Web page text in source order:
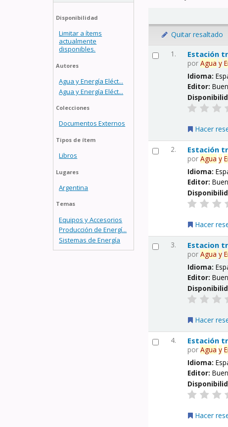
Disponibilidad
Limitar a ítems
actualmente
disponibles.
Autores
Agua y Energía Eléct...
Agua y Energía Eléct...
Colecciones
Documentos Externos
Tipos de ítem
Libros
Lugares
Argentina
Temas
Equipos y Accesorios
Producción de Energí...
Sistemas de Energía
Quitar resaltado
1. Estación
porAgua y
Idioma:
Editor:
Hacer
2. Estación
porAgua y
Idioma:
Editor:
Hacer
3. Estacion
porAgua y
Idioma:
Editor:
Hacer
4. Estación
porAgua y
Idioma:
Editor:
Hacer